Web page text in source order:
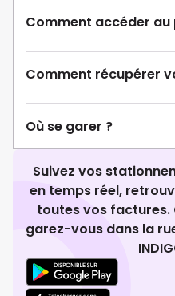
Comment accéder au
Comment récupérer
Où se garer ?
Suivez vos
en temps réel,
toutes vos factures.
garez-vous dans la